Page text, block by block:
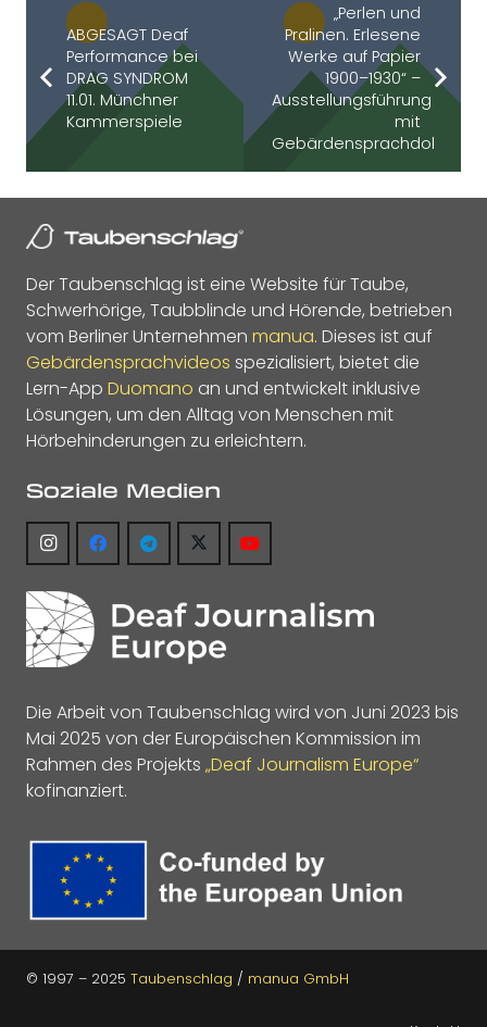
ABGESAGT Deaf
Performance bei
DRAG SYNDROM
11.01. Münchner
Kammerspiele
„Perlen und
Pralinen. Erlesene
Werke auf Papier
1900–1930“ –
Ausstellungsführung
mit
Der Taubenschlag ist eine Website für Taube,
Schwerhörige, Taubblinde und Hörende, betrieben
vom Berliner Unternehmen manua. Dieses ist auf
Gebärdensprachvideos spezialisiert, bietet die
Lern-App Duomano an und entwickelt inklusive
Lösungen, um den Alltag von Menschen mit
Hörbehinderungen zu erleichtern.
Soziale Medien
Die Arbeit von Taubenschlag wird von Juni 2023 bis
Mai 2025 von der Europäischen Kommission im
Rahmen des Projekts „Deaf Journalism Europe“
kofinanziert.
© 1997 – 2025 Taubenschlag / manua GmbH